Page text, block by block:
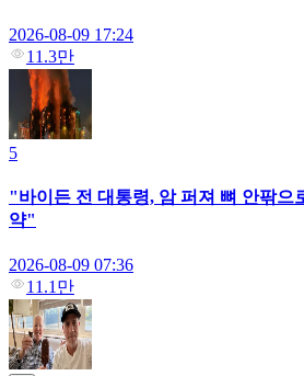
2026-08-09 17:24
11.3만
5
"바이든 전 대통령, 암 퍼져 뼈 안팎으
약"
2026-08-09 07:36
11.1만